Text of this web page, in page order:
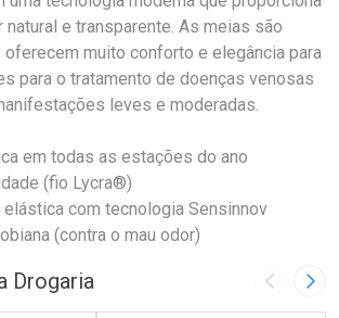
e transparente. As meias são
muito conforto e elegância para
para o tratamento de doenças venosas
leves e moderadas.
em todas as estações do ano
(fio Lycra®)
elástica com tecnologia Sensinnov
(contra o mau odor)
Drogaria Imagem